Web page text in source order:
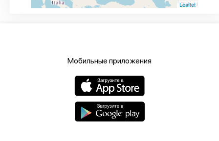
Leaflet
Мобильные приложения